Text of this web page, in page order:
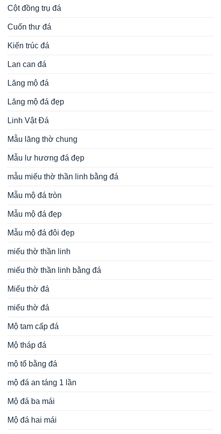
Cột đồng trụ đá
Cuốn thư đá
Kiến trúc đá
Lan can đá
Lăng mộ đá
Lăng mộ đá đẹp
Linh Vật Đá
Mẫu lăng thờ chung
Mẫu lư hương đá đẹp
mẫu miếu thờ thần linh bằng đá
Mẫu mộ đá tròn
Mẫu mộ đá đẹp
Mẫu mộ đá đôi đẹp
miếu thờ thần linh
miếu thờ thần linh bằng đá
Miếu thờ đá
miếu thờ đá
Mộ tam cấp đá
Mộ tháp đá
mộ tổ bằng đá
mộ đá an táng 1 lần
Mộ đá ba mái
Mộ đá hai mái